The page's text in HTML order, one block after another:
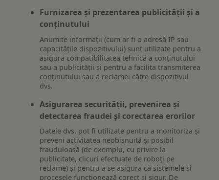
Furnizarea și prezentarea publicității și a
conținutului
Anumite informații (cum ar fi o adresă IP sau
capacitățile dispozitivului) sunt utilizate pentru a
asigura compatibilitatea tehnică a conținutului
sau a publicității și pentru a facilita transmiterea
conținutului sau a reclamei către dispozitivul
dvs.
Asigurarea securității, prevenirea și
detectarea fraudei și corectarea erorilor
Datele dvs. pot fi utilizate pentru a monitoriza și
preveni activitatea neobișnuită și posibil
frauduloasă (de exemplu, cu privire la
publicitate, clicuri efectuate de roboți pe
reclame) și pentru a se asigura că sistemele și
procesele funcționează corect și sigur. De